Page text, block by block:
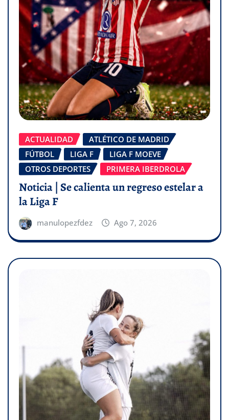
ACTUALIDAD
ATLÉTICO DE MADRID
FÚTBOL
LIGA F
LIGA F MOEVE
OTROS DEPORTES
PRIMERA IBERDROLA
Noticia | Se calienta un regreso estelar a
la Liga F
manulopezfdez Ago 7, 2026